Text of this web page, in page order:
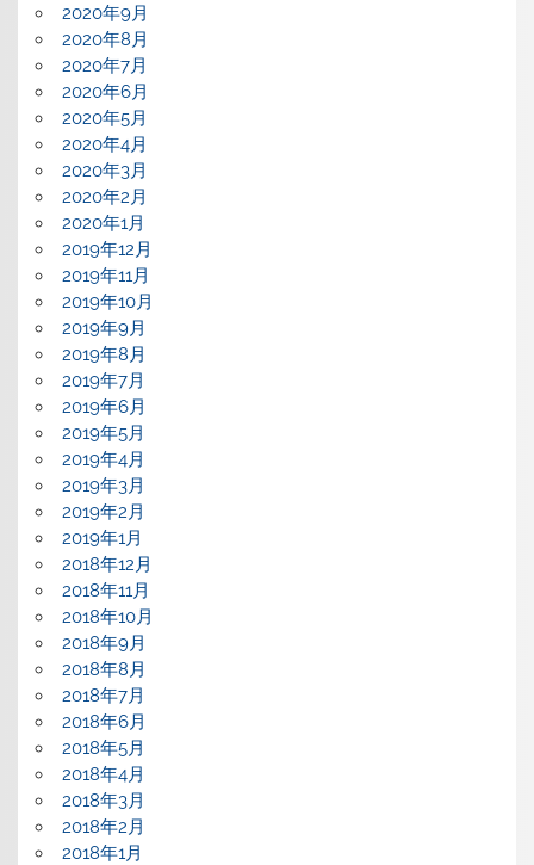
2020年9月
2020年8月
2020年7月
2020年6月
2020年5月
2020年4月
2020年3月
2020年2月
2020年1月
2019年12月
2019年11月
2019年10月
2019年9月
2019年8月
2019年7月
2019年6月
2019年5月
2019年4月
2019年3月
2019年2月
2019年1月
2018年12月
2018年11月
2018年10月
2018年9月
2018年8月
2018年7月
2018年6月
2018年5月
2018年4月
2018年3月
2018年2月
2018年1月